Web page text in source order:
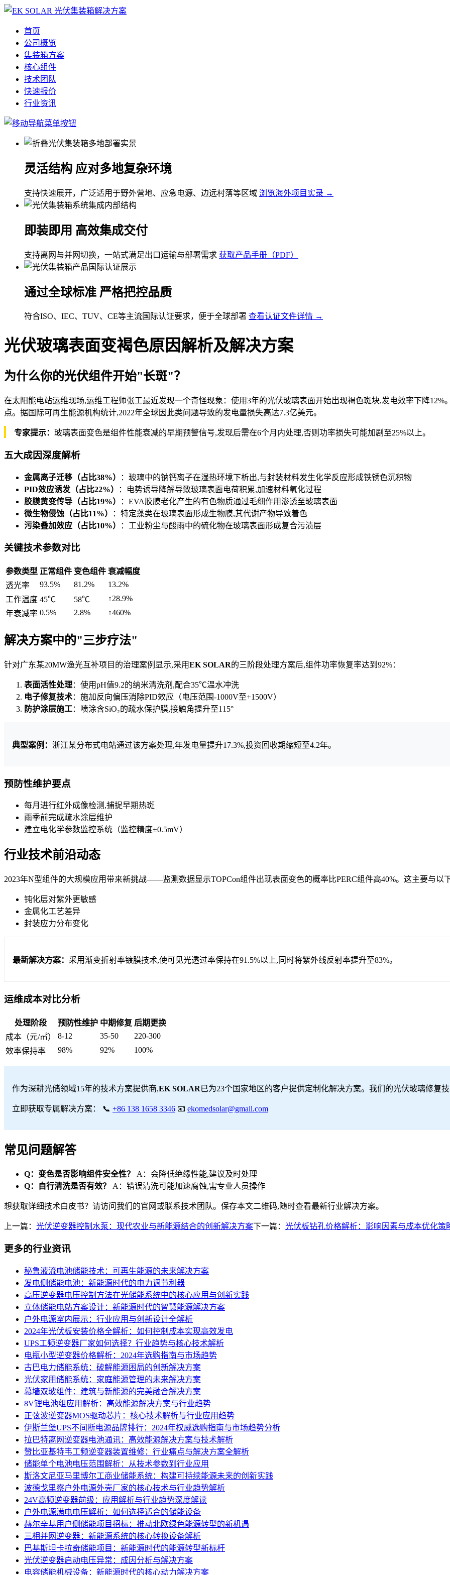
首页
公司概览
集装箱方案
核心组件
技术团队
快速报价
行业资讯
灵活结构 应对多地复杂环境
支持快速展开，广泛适用于野外营地、应急电源、边远村落等区域 浏览海外项目实录 →
即装即用 高效集成交付
支持离网与并网切换，一站式满足出口运输与部署需求 获取产品手册（PDF）
通过全球标准 严格把控品质
符合ISO、IEC、TUV、CE等主流国际认证要求，便于全球部署 查看认证文件详情 →
光伏玻璃表面变褐色原因解析及解决方案
为什么你的光伏组件开始"长斑"？
在太阳能电站运维现场,运维工程师张工最近发现一个奇怪现象：使用3年的光伏玻璃表面开始出现褐色斑块,发电效率下降12%
点。据国际可再生能源机构统计,2022年全球因此类问题导致的发电量损失高达7.3亿美元。
专家提示： 玻璃表面变色是组件性能衰减的早期预警信号,发现后需在6个月内处理,否则功率损失可能加剧至25%以上。
五大成因深度解析
金属离子迁移（占比38%）
：玻璃中的钠钙离子在湿热环境下析出,与封装材料发生化学反应形成铁锈色沉积物
PID效应诱发（占比22%）
：电势诱导降解导致玻璃表面电荷积累,加速材料氧化过程
胶膜黄变传导（占比19%）
：EVA胶膜老化产生的有色物质通过毛细作用渗透至玻璃表面
微生物侵蚀（占比11%）
：特定藻类在玻璃表面形成生物膜,其代谢产物导致着色
污染叠加效应（占比10%）
：工业粉尘与酸雨中的硫化物在玻璃表面形成复合污渍层
关键技术参数对比
参数类型 正常组件 变色组件 衰减幅度
透光率
93.5% 81.2%
13.2%
工作温度 45℃ 58℃
↑28.9%
年衰减率 0.5% 2.8% ↑460%
解决方案中的"三步疗法"
针对广东某20MW渔光互补项目的治理案例显示,采用EK SOLAR的三阶段处理方案后,组件功率恢复率达到92%：
表面活性处理：使用pH值9.2的纳米清洗剂,配合35℃温水冲洗
电子修复技术：施加反向偏压消除PID效应（电压范围-1000V至+1500V）
防护涂层施工：喷涂含SiO₂的疏水保护膜,接触角提升至115°
典型案例： 浙江某分布式电站通过该方案处理,年发电量提升17.3%,投资回收期缩短至4.2年。
预防性维护要点
每月进行红外成像检测,捕捉早期热斑
雨季前完成疏水涂层维护
建立电化学参数监控系统（监控精度±0.5mV）
行业技术前沿动态
2023年N型组件的大规模应用带来新挑战——监测数据显示TOPCon组件出现表面变色的概率比PERC组件高40%。这主要与以
钝化层对紫外更敏感
金属化工艺差异
封装应力分布变化
最新解决方案： 采用渐变折射率镀膜技术,使可见光透过率保持在91.5%以上,同时将紫外线反射率提升至83%。
运维成本对比分析
处理阶段 预防性维护 中期修复 后期更换
成本（元/㎡）
8-12 35-50
220-300
效率保持率
98% 92% 100%
作为深耕光储领域15年的技术方案提供商,EK SOLAR已为23个国家地区的客户提供定制化解决方案。我们的光伏玻璃修复
立即获取专属解决方案： 📞 +86 138 1658 3346 📧 ekomedsolar@gmail.com
常见问题解答
Q：变色是否影响组件安全性？
A：会降低绝缘性能,建议及时处理
Q：自行清洗是否有效？
A：错误清洗可能加速腐蚀,需专业人员操作
想获取详细技术白皮书？请访问我们的官网或联系技术团队。保存本文二维码,随时查看最新行业解决方案。
上一篇： 光伏逆变器控制水泵：现代农业与新能源结合的创新解决方案下一篇： 光伏板钻孔价格解析：影响因素与成本优化策
更多的行业资讯
秘鲁液流电池储能技术：可再生能源的未来解决方案
发电侧储能电池：新能源时代的电力调节利器
高压逆变器电压控制方法在光储能系统中的核心应用与创新实践
立体储能电站方案设计：新能源时代的智慧能源解决方案
户外电源室内展示：行业应用与创新设计全解析
2024年光伏板安装价格全解析：如何控制成本实现高效发电
UPS工频逆变器厂家如何选择？行业趋势与核心技术解析
电瓶小型逆变器价格解析：2024年选购指南与市场趋势
古巴电力储能系统：破解能源困局的创新解决方案
光伏家用储能系统：家庭能源管理的未来解决方案
幕墙双玻组件：建筑与新能源的完美融合解决方案
8V锂电池组应用解析：高效能源解决方案与行业趋势
正弦波逆变器MOS驱动芯片：核心技术解析与行业应用趋势
伊斯兰堡UPS不间断电源品牌排行：2024年权威选购指南与市场趋势分析
拉巴特离网逆变器电池通讯：高效能源解决方案与技术解析
赞比亚基特韦工频逆变器装置维修：行业痛点与解决方案全解析
储能单个电池电压范围解析：从技术参数到行业应用
斯洛文尼亚马里博尔工商业储能系统：构建可持续能源未来的创新实践
波德戈里察户外电源外壳厂家的核心技术与行业趋势解析
24V高频逆变器前级：应用解析与行业趋势深度解读
户外电源满电电压解析：如何选择适合的储能设备
赫尔辛基用户侧储能项目招标：推动北欧绿色能源转型的新机遇
三相并网逆变器：新能源系统的核心转换设备解析
巴基斯坦卡拉奇储能项目：新能源时代的能源转型新标杆
光伏逆变器启动电压异常：成因分析与解决方案
电容储能机械设备：新能源时代的核心动力解决方案